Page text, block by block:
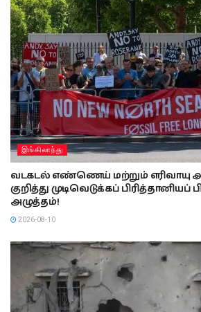
இங்கிலாந்து
வடகடல் எண்ணெய் மற்றும் எரிவாயு
குறித்து முடிவெடுக்கப் பிரித்தானியப்
அழுத்தம்!
2026-08-10